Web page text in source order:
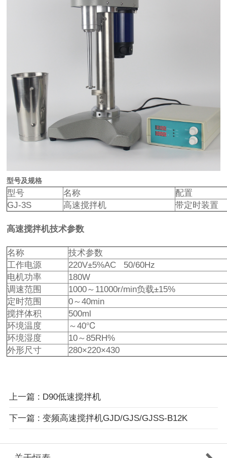
型号及规格
型号 名称
配置
GJ-3S
高速搅拌机 带定时装置
高速搅拌机技术参数
名称
技术参数
工作电源
220V±5%AC 50/60Hz
电机功率
180W
调速范围
1000～11000r/min负载±15%
定时范围
0～40min
搅拌体积
500ml
环境温度
～40℃
环境湿度
10～85RH%
外形尺寸
280×220×430
上一篇 : D90低速搅拌机
下一篇 : 变频高速搅拌机GJD/GJS/GJSS-B12K